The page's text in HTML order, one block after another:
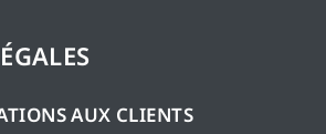
AUX CLIENTS